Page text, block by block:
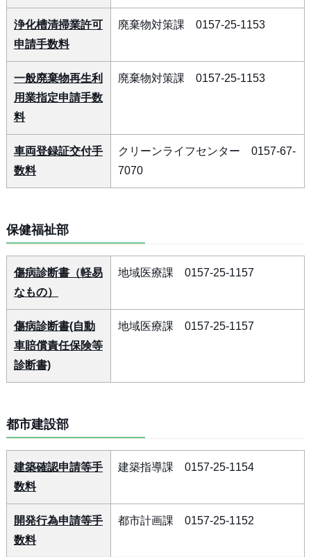
浄化槽清掃業許可
申請手数料
廃棄物対策課 0157-25-1153
一般廃棄物再生利
用業指定申請手数
料
廃棄物対策課 0157-25-1153
車両登録証交付手
数料
クリーンライフセンター 0157-67-
7070
保健福祉部
傷病診断書（軽易
なもの）
地域医療課 0157-25-1157
傷病診断書(自動
車賠償責任保険等
診断書)
地域医療課 0157-25-1157
都市建設部
建築確認申請等手
数料
建築指導課 0157-25-1154
開発行為申請等手
数料
都市計画課 0157-25-1152